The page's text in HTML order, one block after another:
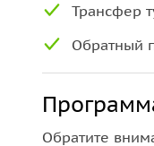
Трансфер
Обратный
Обратите